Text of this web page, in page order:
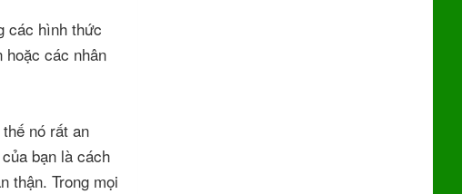
các hình thức
các nhân
nó rất an
bạn là cách
thận. Trong mọi